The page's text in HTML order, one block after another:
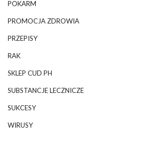
POKARM
PROMOCJA ZDROWIA
PRZEPISY
RAK
SKLEP CUD PH
SUBSTANCJE LECZNICZE
SUKCESY
WIRUSY